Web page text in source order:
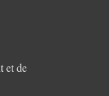
et de